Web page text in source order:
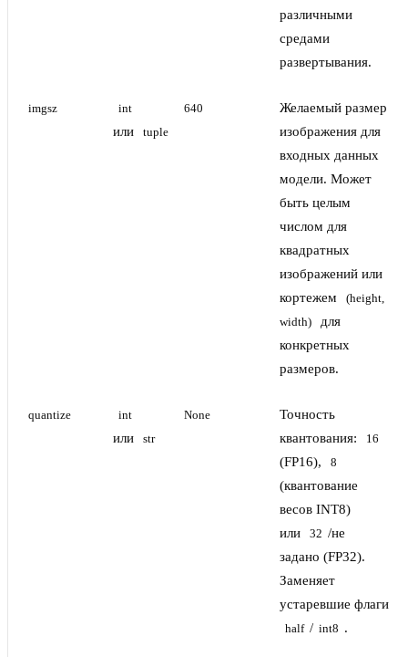
различными
средами
развертывания.
imgsz int
или tuple
640
Желаемый размер
изображения для
входных данных
модели. Может
быть целым
числом для
квадратных
изображений или
кортежем
(height,
width)
для
конкретных
размеров.
quantize int
или str
None
Точность
квантования:
16
(FP16), 8
(квантование
весов INT8)
или
32 /не
задано (FP32).
Заменяет
устаревшие флаги
half / int8 .